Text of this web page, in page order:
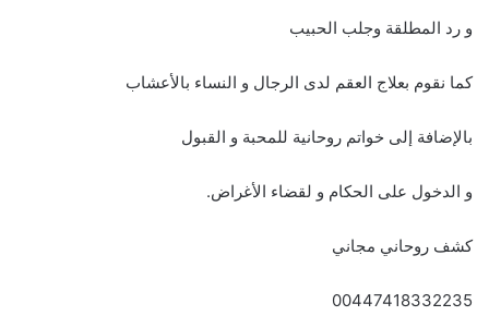
و رد المطلقة وجلب الحبيب
كما نقوم بعلاج العقم لدى الرجال و النساء بالأعشاب
بالإضافة إلى خواتم روحانية للمحبة و القبول
و الدخول على الحكام و لقضاء الأغراض.
كشف روحاني مجاني
00447418332235